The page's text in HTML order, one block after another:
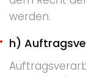
werden.
h)